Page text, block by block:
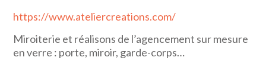
https://www.ateliercreations.com/
Miroiterie et réalisons de l’agencement sur mesure
en verre : porte, miroir, garde-corps…